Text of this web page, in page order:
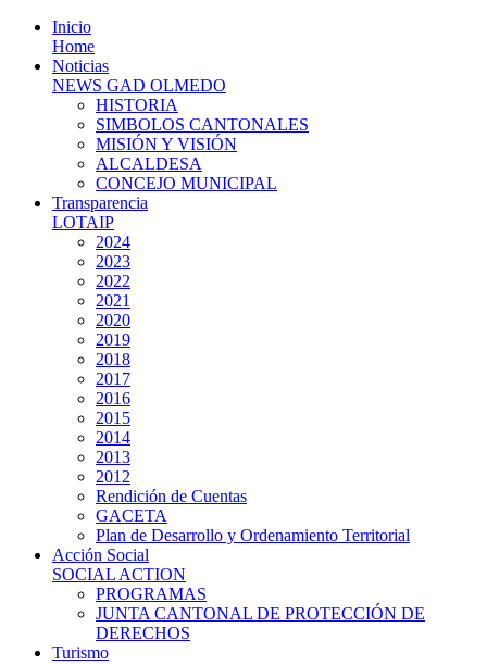
Inicio
Home
Noticias
NEWS GAD OLMEDO
HISTORIA
SIMBOLOS CANTONALES
MISIÓN Y VISIÓN
ALCALDESA
CONCEJO MUNICIPAL
Transparencia
LOTAIP
2024
2023
2022
2021
2020
2019
2018
2017
2016
2015
2014
2013
2012
Rendición de Cuentas
GACETA
Plan de Desarrollo y Ordenamiento Territorial
Acción Social
SOCIAL ACTION
PROGRAMAS
JUNTA CANTONAL DE PROTECCIÓN DE
DERECHOS
Turismo